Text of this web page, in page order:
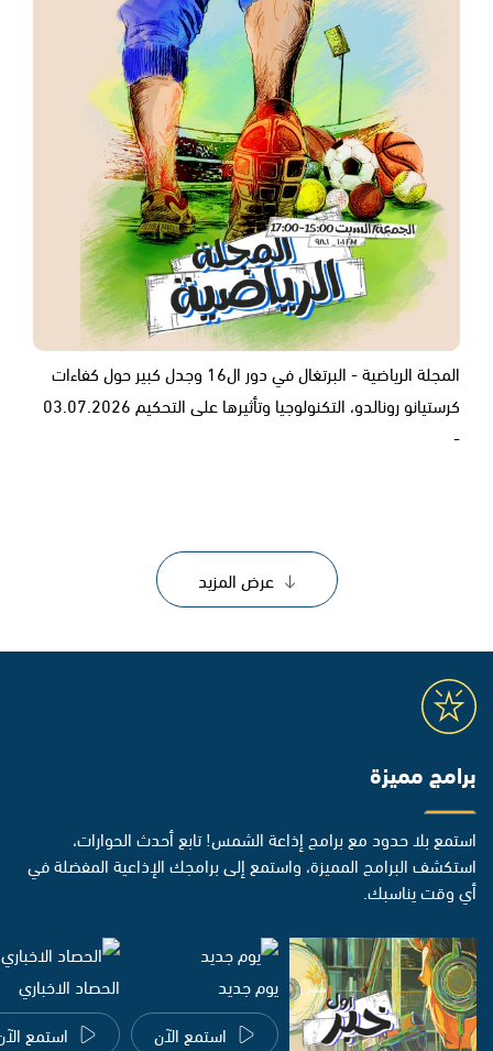
المجلة الرياضية - البرتغال في دور ال16 وجدل كبير حول كفاءات
كرستيانو رونالدو، التكنولوجيا وتأثيرها على التحكيم 03.07.2026
-
عرض المزيد
برامج مميزة
استمع بلا حدود مع برامج إذاعة الشمس! تابع أحدث الحوارات،
استكشف البرامج المميزة، واستمع إلى برامجك الإذاعية المفضلة في
أي وقت يناسبك.
يوم جديد
استمع الآن
الحصاد الاخباري
استمع